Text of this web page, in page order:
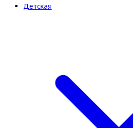
Детская